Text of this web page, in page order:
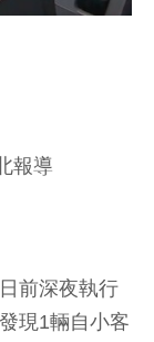
報導
前深夜執行
現1輛自小客